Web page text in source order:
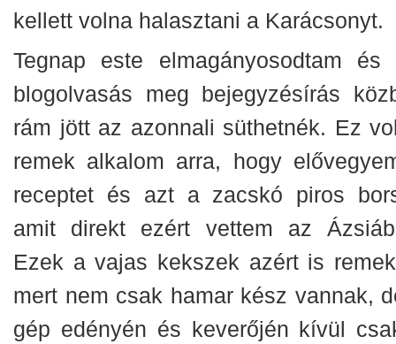
kellett volna halasztani a Karácsonyt.
Tegnap este elmagányosodtam és
blogolvasás meg bejegyzésírás
rám jött az azonnali süthetnék. Ez
remek alkalom arra, hogy
receptet és azt a zacskó piros
amit direkt ezért vettem az
Ezek a vajas kekszek azért is
mert nem csak hamar kész vannak,
gép edényén és keverőjén kívül